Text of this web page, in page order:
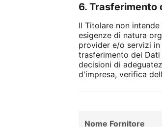
6. Trasferimento
Il Titolare non
esigenze di natura
provider e/o servizi
trasferimento dei Dati
decisioni di
d'impresa, verifica
Nome Fornitore